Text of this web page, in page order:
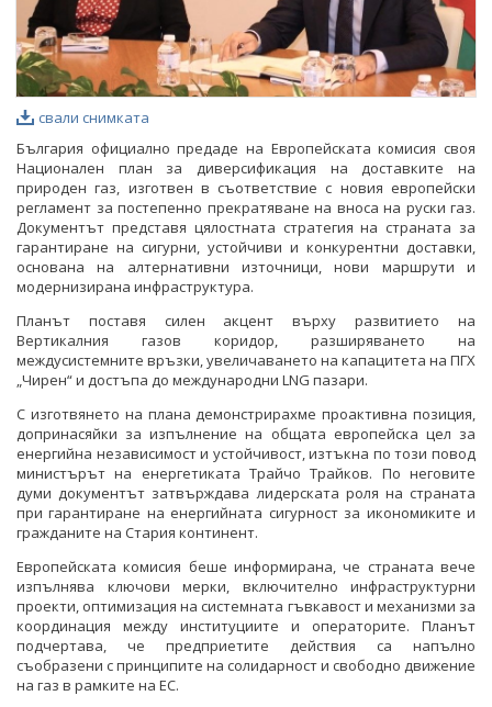
свали снимката
България официално предаде на Европейската комисия своя
Национален план за диверсификация на доставките на
природен газ, изготвен в съответствие с новия европейски
регламент за постепенно прекратяване на вноса на руски газ.
Документът представя цялостната стратегия на страната за
гарантиране на сигурни, устойчиви и конкурентни доставки,
основана на алтернативни източници, нови маршрути и
модернизирана инфраструктура.
Планът поставя силен акцент върху развитието на
Вертикалния газов коридор, разширяването на
междусистемните връзки, увеличаването на капацитета на ПГХ
„Чирен“ и достъпа до международни LNG пазари.
С изготвянето на плана демонстрирахме проактивна позиция,
допринасяйки за изпълнение на общата европейска цел за
енергийна независимост и устойчивост, изтъкна по този повод
министърът на енергетиката Трайчо Трайков. По неговите
думи документът затвърждава лидерската роля на страната
при гарантиране на енергийната сигурност за икономиките и
гражданите на Стария континент.
Европейската комисия беше информирана, че страната вече
изпълнява ключови мерки, включително инфраструктурни
проекти, оптимизация на системната гъвкавост и механизми за
координация между институциите и операторите. Планът
подчертава, че предприетите действия са напълно
съобразени с принципите на солидарност и свободно движение
на газ в рамките на ЕС.